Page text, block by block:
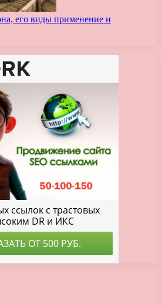
его виды применение и